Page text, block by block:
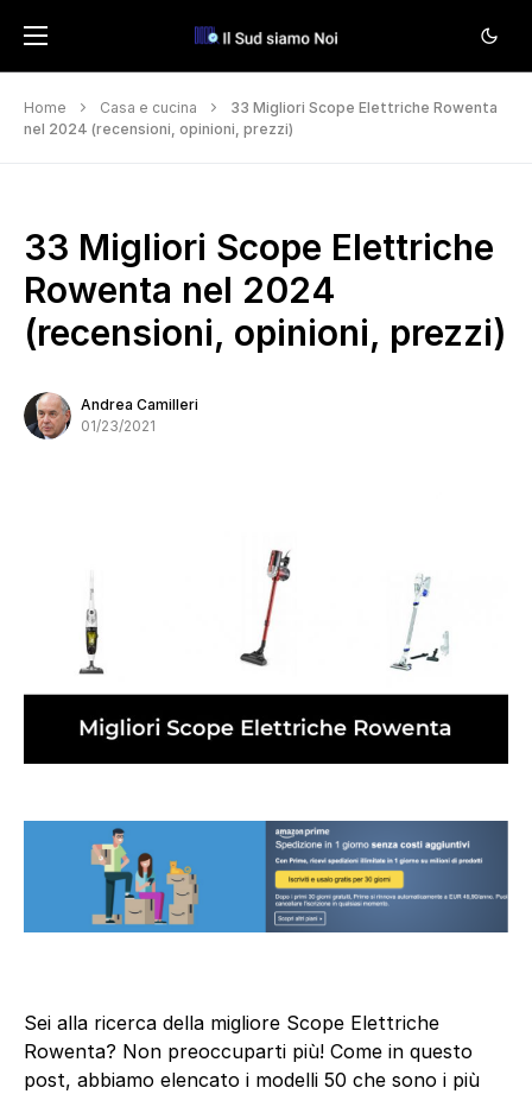
Home Casa e cucina
33 Migliori Scope Elettriche Rowenta
nel 2024 (recensioni, opinioni, prezzi)
33 Migliori Scope Elettriche
Rowenta nel 2024
(recensioni, opinioni, prezzi)
Andrea Camilleri
01/23/2021
Sei alla ricerca della migliore Scope Elettriche
Rowenta? Non preoccuparti più! Come in questo
post, abbiamo elencato i modelli 50 che sono i più